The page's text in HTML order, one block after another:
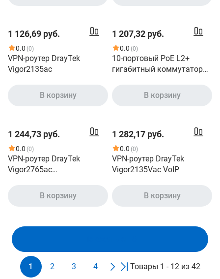
1 126,69 руб.
0.0 (0)
VPN-роутер DrayTek
Vigor2135ac
В корзину
1 207,32 руб.
0.0 (0)
10-портовый PoE L2+
гигабитный коммутатор
В корзину
1 244,73 руб.
0.0 (0)
VPN-роутер DrayTek
Vigor2765ac
В корзину
1 282,17 руб.
0.0 (0)
VPN-роутер DrayTek
Vigor2135Vac VoIP
В корзину
1 2 3 4 Товары 1 - 12 из 42